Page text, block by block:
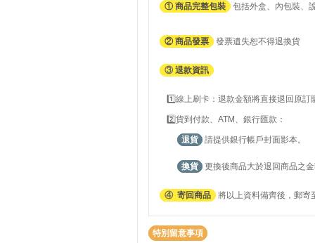
① 商品完整包裝 包括外盒、內包裝、
② 商品發票 發票遺失恕不得退換貨
③ 退款資訊
1️⃣線上刷卡：退款金額將直接退回原訂
2️⃣貨到付款、ATM、銀行匯款：
退貨 請提供銀行帳戶封面影本。
換貨 更換後商品大於退回商品之
④ 寄回商品 將以上資料備齊後，郵寄
特別留意事項